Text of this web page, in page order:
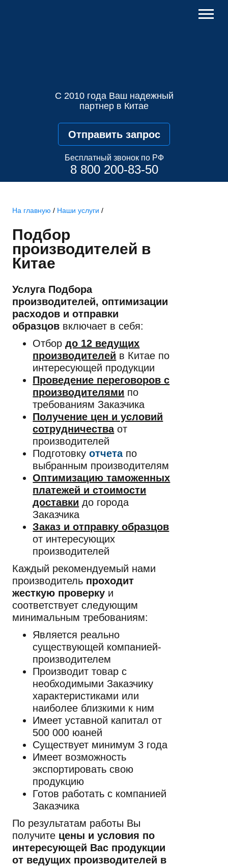
С 2010 года Ваш надежный
партнер в Китае
Отправить запрос
Бесплатный звонок по РФ
8 800 200-83-50
На главную / Наши услуги /
Подбор
производителей в
Китае
Услуга Подбора
производителей, оптимизации
расходов и отправки
образцов включает в себя:
Отбордо 12 ведущих
производителей в Китае по
интересующей продукции
Проведение переговоров с
производителями по
требованиям Заказчика
Получение цен и условий
сотрудничестваот
производителей
Подготовкуотчетапо
выбранным производителям
Оптимизацию таможенных
платежей и стоимости
доставки до города
Заказчика
Заказ и отправку образцов
от интересующих
производителей
Каждый рекомендуемый нами
производитель проходит
жесткую проверку и
соответствует следующим
минимальным требованиям:
Является реально
существующей компанией-
производителем
Производит товар с
необходимыми Заказчику
характеристиками или
наиболее близкими к ним
Имеет уставной капитал от
500 000 юаней
Существует минимум 3 года
Имеет возможность
экспортировать свою
продукцию
Готов работать с компанией
Заказчика
По результатам работы Вы
получите цены и условия по
интересующей Вас продукции
от ведущих производителей в